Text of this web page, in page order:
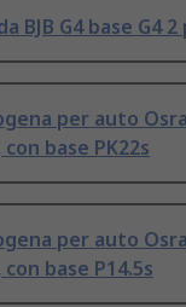
BJB G4 base G4
per auto
base PK22s
per auto
base P14.5s